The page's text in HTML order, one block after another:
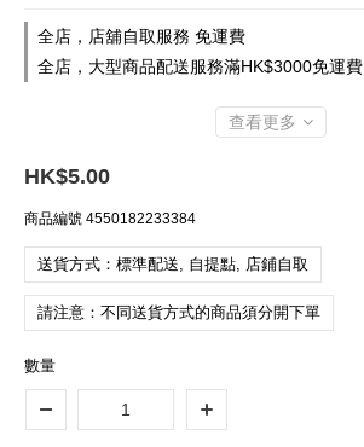
全店，店舖自取服務 免運費
全店，大型商品配送服務滿HK$3000免運費
查看更多
HK$5.00
商品編號 4550182233384
送貨方式：標準配送, 自提點, 店鋪自取
請注意：不同送貨方式的商品須分開下單
數量